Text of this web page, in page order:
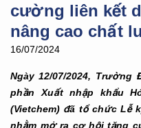
cường liên kết
nâng cao chất
16/07/2024
Ngày 12/07/2024, Trường
phần Xuất nhập khẩu
(Vietchem) đã tổ chức Lễ
nhằm mở ra cơ hội tăng